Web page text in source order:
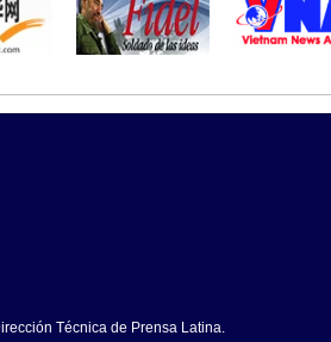
Técnica de Prensa Latina.